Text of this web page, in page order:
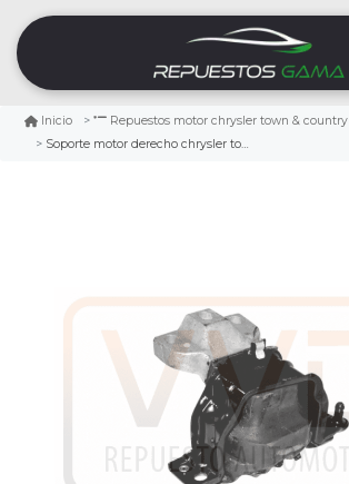
Inicio
Repuestos motor chrysler town & country
Soporte motor derecho chrysler town & country 3.8 2001/2007